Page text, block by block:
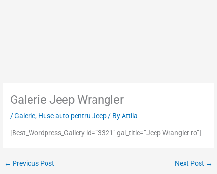
Galerie Jeep Wrangler
/Galerie, Huse auto pentru Jeep / ByAttila
[Best_Wordpress_Gallery id=”3321″ gal_title=”Jeep Wrangler ro”]
← Previous Post Next Post →